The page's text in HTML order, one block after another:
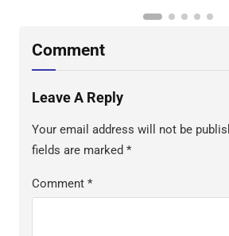
Comment
Leave A Reply
Your email address will not be
fields are marked *
Comment *